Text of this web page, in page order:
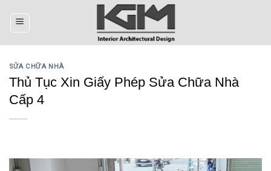
SỬA CHỮA NHÀ
Thủ Tục Xin Giấy Phép Sửa Chữa Nhà
Cấp 4